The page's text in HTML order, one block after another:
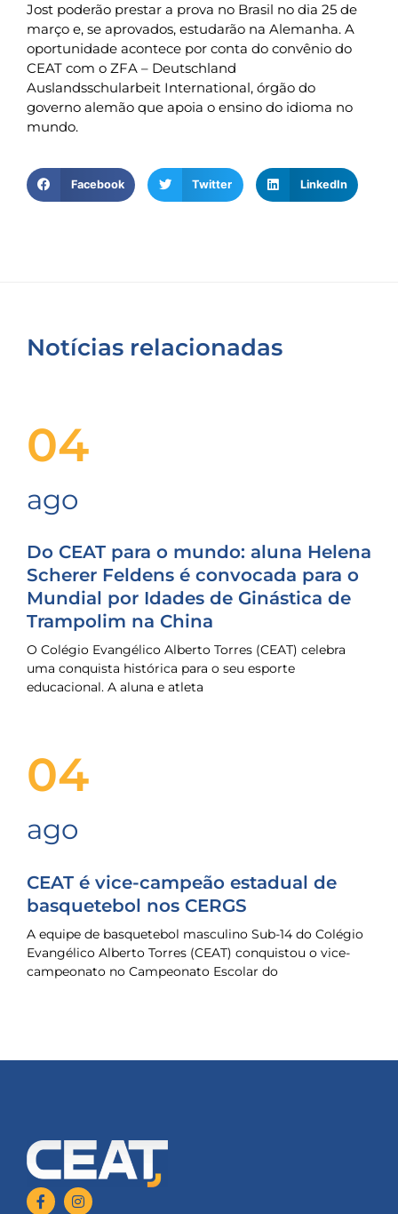
Jost poderão prestar a prova no Brasil no dia 25 de
março e, se aprovados, estudarão na Alemanha. A
oportunidade acontece por conta do convênio do
CEAT com o ZFA – Deutschland
Auslandsschularbeit International, órgão do
governo alemão que apoia o ensino do idioma no
mundo.
Facebook Twitter LinkedIn
Notícias relacionadas
04
ago
Do CEAT para o mundo: aluna Helena
Scherer Feldens é convocada para o
Mundial por Idades de Ginástica de
Trampolim na China
O Colégio Evangélico Alberto Torres (CEAT) celebra
uma conquista histórica para o seu esporte
educacional. A aluna e atleta
04
ago
CEAT é vice-campeão estadual de
basquetebol nos CERGS
A equipe de basquetebol masculino Sub-14 do Colégio
Evangélico Alberto Torres (CEAT) conquistou o vice-
campeonato no Campeonato Escolar do